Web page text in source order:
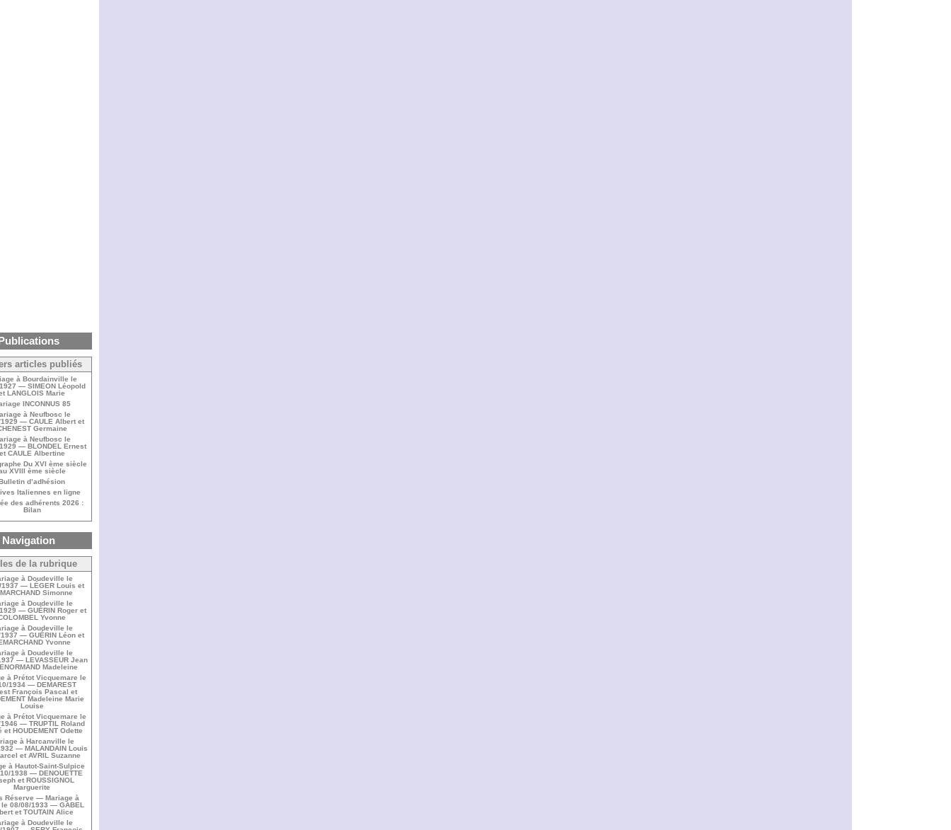
articles publiés
à Bourdainville le
— SIMEON Léopold
LANGLOIS Marie
INCONNUS 85
à Neufbosc le
— CAULE Albert et
Germaine
à Neufbosc le
— BLONDEL Ernest
CAULE Albertine
Du XVI ème siècle
XVIII ème siècle
d’adhésion
Italiennes en ligne
des adhérents 2026 :
Bilan
Navigation
de la rubrique
à Doudeville le
1937 — LÉGER Louis et
Simonne
à Doudeville le
— GUÉRIN Roger et
Yvonne
à Doudeville le
— GUÉRIN Léon et
Yvonne
à Doudeville le
— LEVASSEUR Jean
Madeleine
à Prétot Vicquemare le
1934 — DEMAREST
François Pascal et
Madeleine Marie
Louise
à Prétot Vicquemare le
— TRUPTIL Roland
et HOUDEMENT Odette
à Harcanville le
— MALANDAIN Louis
et AVRIL Suzanne
à Hautot-Saint-Sulpice
1938 — DENOUETTE
et ROUSSIGNOL
Marguerite
Réserve — Mariage à
08/08/1933 — GABEL
et TOUTAIN Alice
à Doudeville le